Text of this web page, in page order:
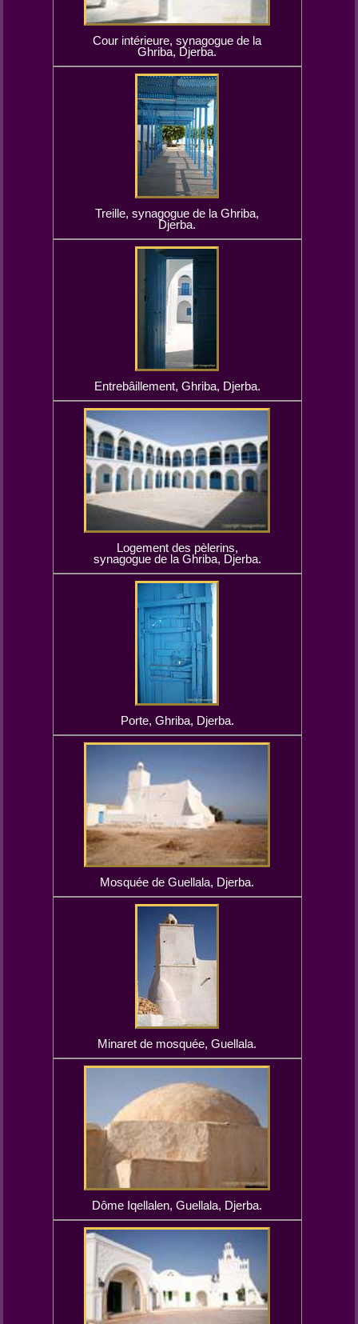
Cour intérieure, synagogue de la
Ghriba, Djerba.
Treille, synagogue de la Ghriba,
Djerba.
Entrebâillement, Ghriba, Djerba.
Logement des pèlerins,
synagogue de la Ghriba, Djerba.
Porte, Ghriba, Djerba.
Mosquée de Guellala, Djerba.
Minaret de mosquée, Guellala.
Dôme Iqellalen, Guellala, Djerba.